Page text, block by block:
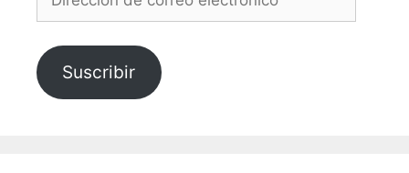
electrónico
Suscribir